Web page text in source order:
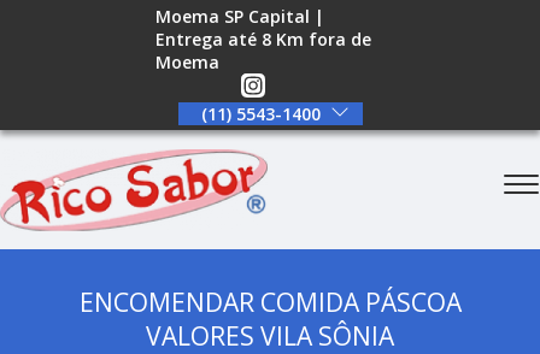
Moema SP Capital |
Entrega até 8 Km fora de
Moema
(11) 5543-1400
ENCOMENDAR COMIDA PÁSCOA
VALORES VILA SÔNIA